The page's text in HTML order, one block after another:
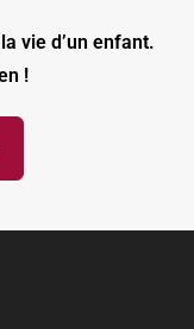
vie d’un enfant.
!